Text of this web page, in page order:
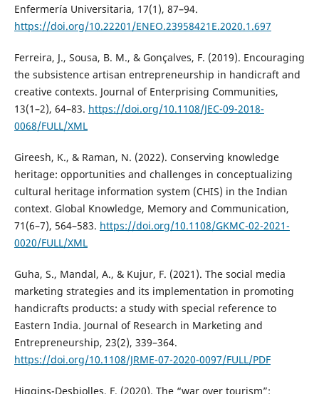
Enfermería Universitaria, 17(1), 87–94.
https://doi.org/10.22201/ENEO.23958421E.2020.1.697
Ferreira, J., Sousa, B. M., & Gonçalves, F. (2019). Encouraging
the subsistence artisan entrepreneurship in handicraft and
creative contexts. Journal of Enterprising Communities,
13(1–2), 64–83. https://doi.org/10.1108/JEC-09-2018-
0068/FULL/XML
Gireesh, K., & Raman, N. (2022). Conserving knowledge
heritage: opportunities and challenges in conceptualizing
cultural heritage information system (CHIS) in the Indian
context. Global Knowledge, Memory and Communication,
71(6–7), 564–583. https://doi.org/10.1108/GKMC-02-2021-
0020/FULL/XML
Guha, S., Mandal, A., & Kujur, F. (2021). The social media
marketing strategies and its implementation in promoting
handicrafts products: a study with special reference to
Eastern India. Journal of Research in Marketing and
Entrepreneurship, 23(2), 339–364.
https://doi.org/10.1108/JRME-07-2020-0097/FULL/PDF
Higgins-Desbiolles, F. (2020). The “war over tourism”: